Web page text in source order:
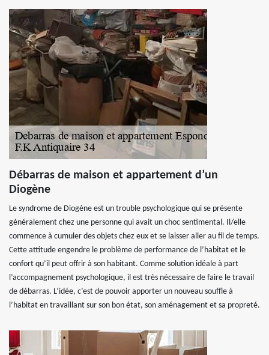
Débarras de maison et appartement d’un
Diogène
Le syndrome de Diogène est un trouble psychologique qui se présente
généralement chez une personne qui avait un choc sentimental. Il/elle
commence à cumuler des objets chez eux et se laisser aller au fil de temps.
Cette attitude engendre le problème de performance de l’habitat et le
confort qu’il peut offrir à son habitant. Comme solution idéale à part
l’accompagnement psychologique, il est très nécessaire de faire le travail
de débarras. L’idée, c’est de pouvoir apporter un nouveau souffle à
l’habitat en travaillant sur son bon état, son aménagement et sa propreté.